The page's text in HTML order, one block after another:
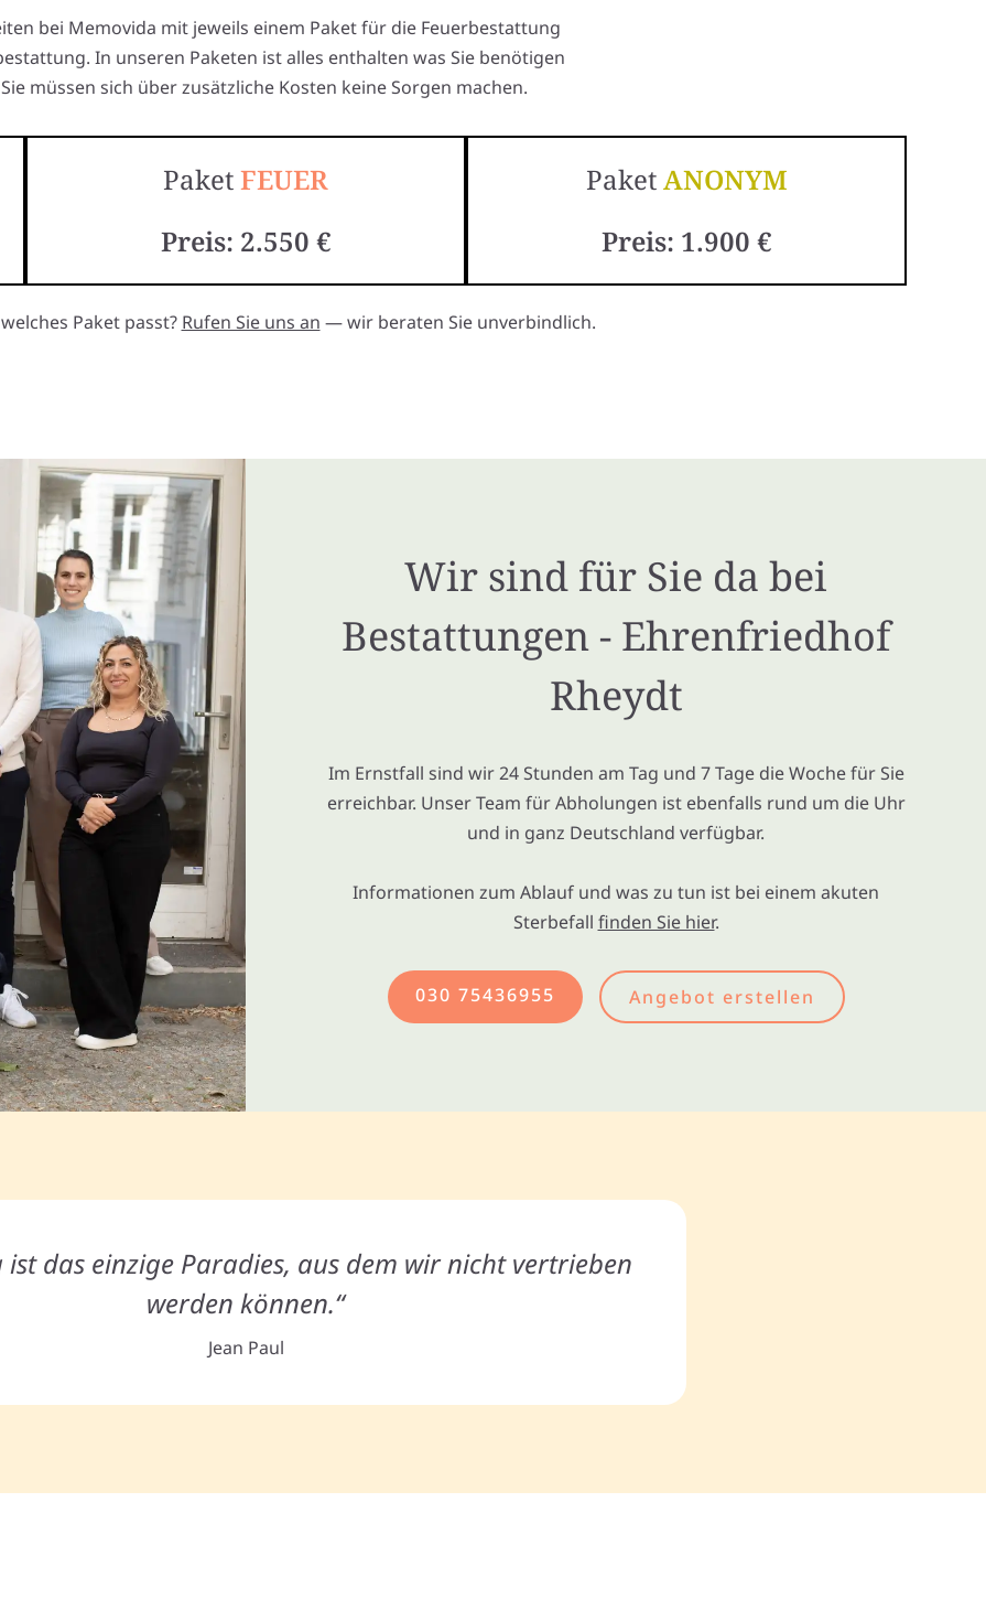
bei Memovida mit jeweils einem Paket für die Feuerbestattung
In unseren Paketen ist alles enthalten was Sie benötigen
müssen sich über zusätzliche Kosten keine Sorgen machen.
PaketFEUER
Preis: 2.550 €
PaketANONYM
Preis: 1.900 €
Paket passt? Rufen Sie uns an — wir beraten Sie unverbindlich.
Wir sind für Sie da bei
Bestattungen - Ehrenfriedhof
Rheydt
Im Ernstfall sind wir 24 Stunden am Tag und 7 Tage die Woche für Sie
erreichbar. Unser Team für Abholungen ist ebenfalls rund um die Uhr
und in ganz Deutschland verfügbar.
Informationen zum Ablauf und was zu tun ist bei einem akuten
Sterbefall finden Sie hier.
030 75436955 Angebot erstellen
ist das einzige Paradies, aus dem wir nicht vertrieben
werden können.“
Jean Paul